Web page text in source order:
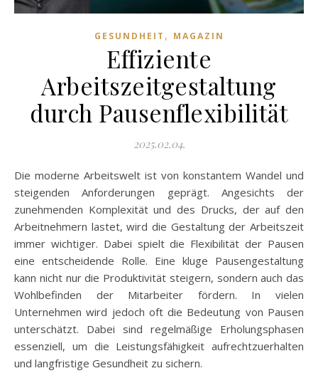
GESUNDHEIT , MAGAZIN
Effiziente
Arbeitszeitgestaltung
durch Pausenflexibilität
2025.02.04.
Die moderne Arbeitswelt ist von konstantem Wandel und
steigenden Anforderungen geprägt. Angesichts der
zunehmenden Komplexität und des Drucks, der auf den
Arbeitnehmern lastet, wird die Gestaltung der Arbeitszeit
immer wichtiger. Dabei spielt die Flexibilität der Pausen
eine entscheidende Rolle. Eine kluge Pausengestaltung
kann nicht nur die Produktivität steigern, sondern auch das
Wohlbefinden der Mitarbeiter fördern. In vielen
Unternehmen wird jedoch oft die Bedeutung von Pausen
unterschätzt. Dabei sind regelmäßige Erholungsphasen
essenziell, um die Leistungsfähigkeit aufrechtzuerhalten
und langfristige Gesundheit zu sichern.